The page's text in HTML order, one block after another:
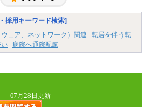
採用キーワード検索]
ェア、ネットワーク）関連
転居を伴う転
病院へ通院配慮
07月28日更新